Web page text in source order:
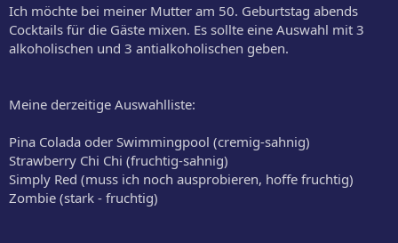
Ich möchte bei meiner Mutter am 50. Geburtstag abends
Cocktails für die Gäste mixen. Es sollte eine Auswahl mit 3
alkoholischen und 3 antialkoholischen geben.
Meine derzeitige Auswahlliste:
Pina Colada oder Swimmingpool (cremig-sahnig)
Strawberry Chi Chi (fruchtig-sahnig)
Simply Red (muss ich noch ausprobieren, hoffe fruchtig)
Zombie (stark - fruchtig)